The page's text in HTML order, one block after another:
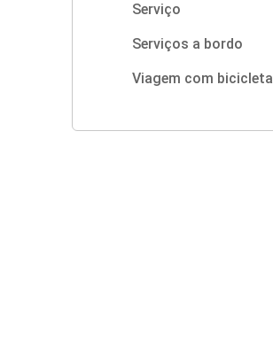
Serviço
Serviços a bordo
Viagem com bicicleta